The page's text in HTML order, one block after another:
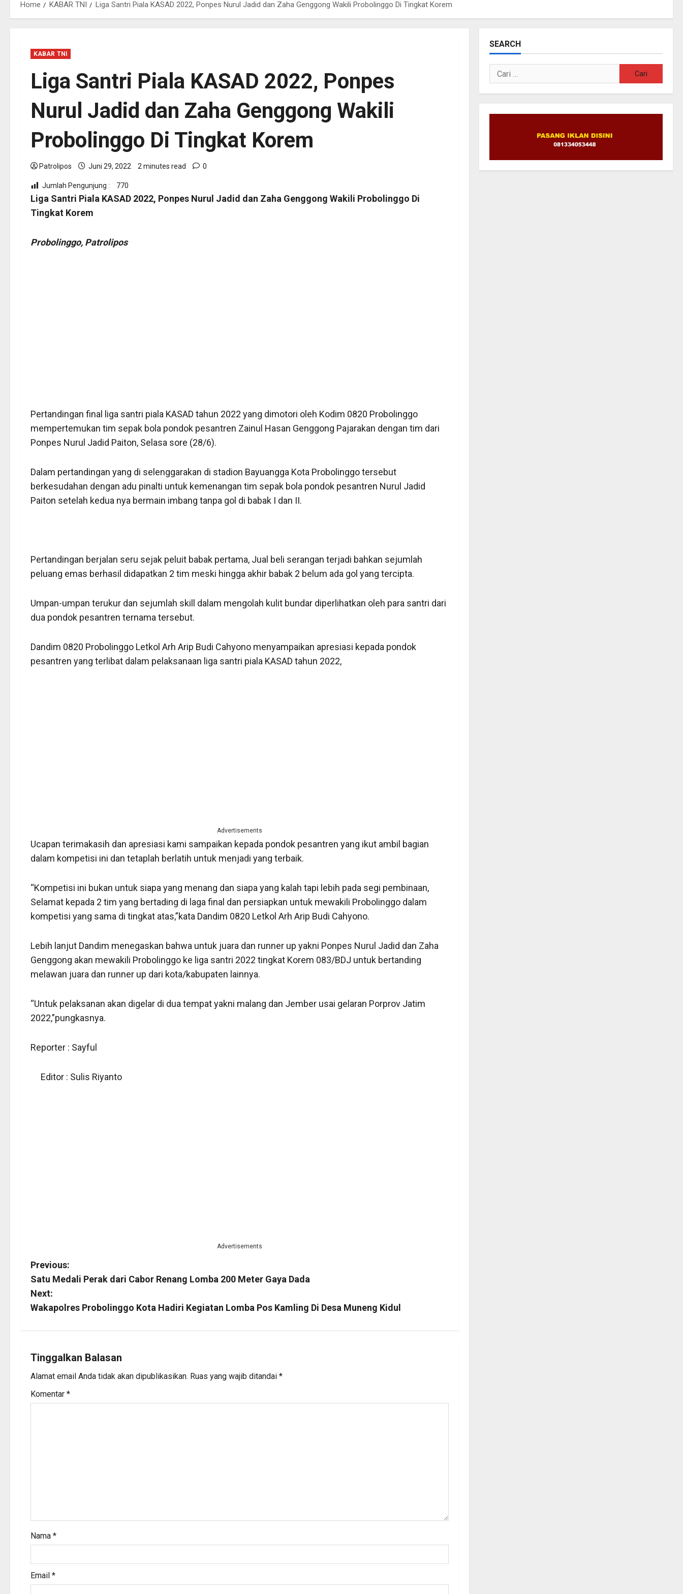
Home KABAR TNI Liga Santri Piala KASAD 2022, Ponpes Nurul Jadid dan Zaha Genggong Wakili Probolinggo Di Tingkat Korem
KABAR TNI
Liga Santri Piala KASAD 2022, Ponpes
Nurul Jadid dan Zaha Genggong Wakili
Probolinggo Di Tingkat Korem
Patrolipos Juni 29, 2022 2 minutes read 0
Jumlah Pengunjung : 770
Liga Santri Piala KASAD 2022, Ponpes Nurul Jadid dan Zaha Genggong Wakili Probolinggo Di
Tingkat Korem
Probolinggo, Patrolipos
Pertandingan final liga santri piala KASAD tahun 2022 yang dimotori oleh Kodim 0820 Probolinggo
mempertemukan tim sepak bola pondok pesantren Zainul Hasan Genggong Pajarakan dengan tim dari
Ponpes Nurul Jadid Paiton, Selasa sore (28/6).
Dalam pertandingan yang di selenggarakan di stadion Bayuangga Kota Probolinggo tersebut
berkesudahan dengan adu pinalti untuk kemenangan tim sepak bola pondok pesantren Nurul Jadid
Paiton setelah kedua nya bermain imbang tanpa gol di babak I dan II.
Pertandingan berjalan seru sejak peluit babak pertama, Jual beli serangan terjadi bahkan sejumlah
peluang emas berhasil didapatkan 2 tim meski hingga akhir babak 2 belum ada gol yang tercipta.
Umpan-umpan terukur dan sejumlah skill dalam mengolah kulit bundar diperlihatkan oleh para santri dari
dua pondok pesantren ternama tersebut.
Dandim 0820 Probolinggo Letkol Arh Arip Budi Cahyono menyampaikan apresiasi kepada pondok
pesantren yang terlibat dalam pelaksanaan liga santri piala KASAD tahun 2022,
Advertisements
Ucapan terimakasih dan apresiasi kami sampaikan kepada pondok pesantren yang ikut ambil bagian
dalam kompetisi ini dan tetaplah berlatih untuk menjadi yang terbaik.
“Kompetisi ini bukan untuk siapa yang menang dan siapa yang kalah tapi lebih pada segi pembinaan,
Selamat kepada 2 tim yang bertading di laga final dan persiapkan untuk mewakili Probolinggo dalam
kompetisi yang sama di tingkat atas,”kata Dandim 0820 Letkol Arh Arip Budi Cahyono.
Lebih lanjut Dandim menegaskan bahwa untuk juara dan runner up yakni Ponpes Nurul Jadid dan Zaha
Genggong akan mewakili Probolinggo ke liga santri 2022 tingkat Korem 083/BDJ untuk bertanding
melawan juara dan runner up dari kota/kabupaten lainnya.
“Untuk pelaksanan akan digelar di dua tempat yakni malang dan Jember usai gelaran Porprov Jatim
2022,”pungkasnya.
Reporter : Sayful
Editor : Sulis Riyanto
Advertisements
P
o
s
n
a
v
o
n
Previous:
Satu Medali Perak dari Cabor Renang Lomba 200 Meter Gaya Dada
Next:
Wakapolres Probolinggo Kota Hadiri Kegiatan Lomba Pos Kamling Di Desa Muneng Kidul
Tinggalkan Balasan
Alamat email Anda tidak akan dipublikasikan. Ruas yang wajib ditandai *
Komentar *
Nama *
Email *
SEARCH
Cari
untuk: